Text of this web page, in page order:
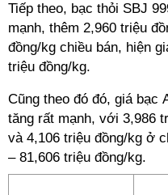
Tiếp theo, bạc thỏi SBJ
mạnh, thêm 2,960 triệu
đồng/kg chiều bán, hiện
triệu đồng/kg.
Cũng theo đó đó, giá bạc
tăng rất mạnh, với 3,986
và 4,106 triệu đồng/kg ở
– 81,606 triệu đồng/kg.